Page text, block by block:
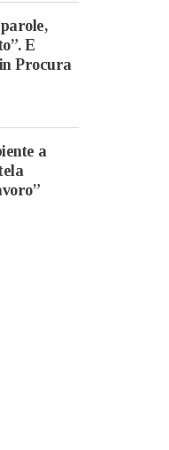
Cronaca
Il cibo unisce:
cuscus per
E
Procura
a